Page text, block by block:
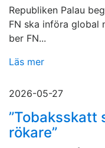
Republiken Palau
FN ska införa global
ber FN...
Läs mer
2026-05-27
”Tobaksskatt
rökare”